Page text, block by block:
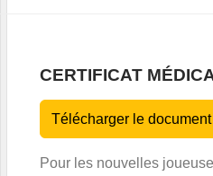
CERTIFICAT
Télécharger le document
Pour les nouvelles